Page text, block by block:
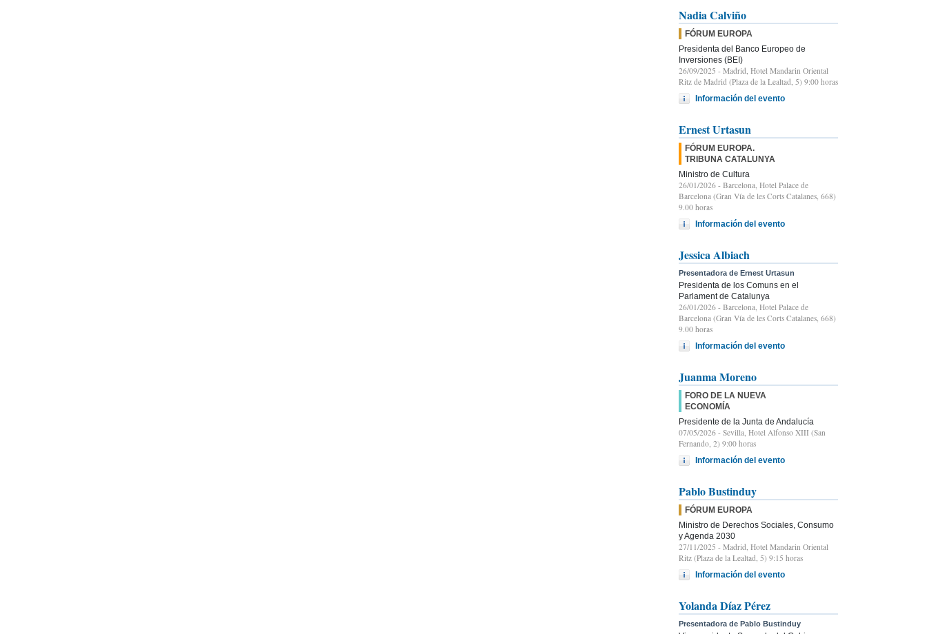
Nadia Calviño
FÓRUM EUROPA
Presidenta del Banco Europeo de
Inversiones (BEI)
26/09/2025 - Madrid, Hotel Mandarin Oriental
Ritz de Madrid (Plaza de la Lealtad, 5) 9:00 horas
Información del evento
Ernest Urtasun
FÓRUM EUROPA.
TRIBUNA CATALUNYA
Ministro de Cultura
26/01/2026 - Barcelona, Hotel Palace de
Barcelona (Gran Vía de les Corts Catalanes, 668)
9.00 horas
Información del evento
Jessica Albiach
Presentadora de Ernest Urtasun
Presidenta de los Comuns en el
Parlament de Catalunya
26/01/2026 - Barcelona, Hotel Palace de
Barcelona (Gran Vía de les Corts Catalanes, 668)
9.00 horas
Información del evento
Juanma Moreno
FORO DE LA NUEVA
ECONOMÍA
Presidente de la Junta de Andalucía
07/05/2026 - Sevilla, Hotel Alfonso XIII (San
Fernando, 2) 9:00 horas
Información del evento
Pablo Bustinduy
FÓRUM EUROPA
Ministro de Derechos Sociales, Consumo
y Agenda 2030
27/11/2025 - Madrid, Hotel Mandarin Oriental
Ritz (Plaza de la Lealtad, 5) 9:15 horas
Información del evento
Yolanda Díaz Pérez
Presentadora de Pablo Bustinduy